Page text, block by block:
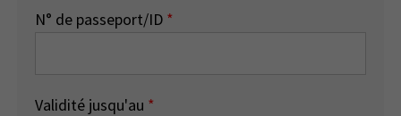
N° de passeport/ID *
Validité jusqu'au *